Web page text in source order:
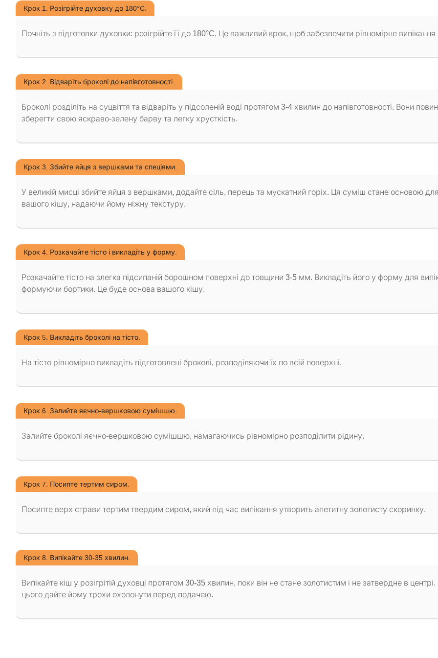
Крок 1. Розігрійте духовку до 180°C.
Почніть з підготовки духовки: розігрійте її до 180°C. Це важливий крок, щоб забезпечити рівномірне випікання
Крок 2. Відваріть броколі до напівготовності.
Броколі розділіть на суцвіття та відваріть у підсоленій воді протягом 3-4 хвилин до напівготовності. Вони
зберегти свою яскраво-зелену барву та легку хрусткість.
Крок 3. Збийте яйця з вершками та спеціями.
У великій мисці збийте яйця з вершками, додайте сіль, перець та мускатний горіх. Ця суміш стане основою для
вашого кішу, надаючи йому ніжну текстуру.
Крок 4. Розкачайте тісто і викладіть у форму.
Розкачайте тісто на злегка підсипаній борошном поверхні до товщини 3-5 мм. Викладіть його у форму для
формуючи бортики. Це буде основа вашого кішу.
Крок 5. Викладіть броколі на тісто.
На тісто рівномірно викладіть підготовлені броколі, розподіляючи їх по всій поверхні.
Крок 6. Залийте яєчно-вершковою сумішшю.
Залийте броколі яєчно-вершковою сумішшю, намагаючись рівномірно розподілити рідину.
Крок 7. Посипте тертим сиром.
Посипте верх страви тертим твердим сиром, який під час випікання утворить апетитну золотисту скоринку.
Крок 8. Випікайте 30-35 хвилин.
Випікайте кіш у розігрітій духовці протягом 30-35 хвилин, поки він не стане золотистим і не затвердне в центрі.
цього дайте йому трохи охолонути перед подачею.